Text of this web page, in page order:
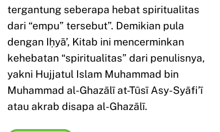
tergantung seberapa hebat spiritualitas
dari “empu” tersebut”. Demikian pula
dengan Iḥyā’, Kitab ini mencerminkan
kehebatan “spiritualitas” dari penulisnya,
yakni Hujjatul Islam Muhammad bin
Muhammad al-Ghazālī at-Tūsī Asy-Syāfi’ī
atau akrab disapa al-Ghazālī.